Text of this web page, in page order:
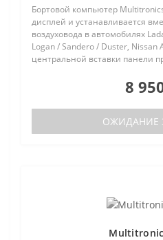
Бортовой компьютер
дисплей и устанавливается
воздуховода в автомобилях
Logan / Sandero / Duster, Nissan
центральной вставки панели
8
ОЖИДАНИЕ